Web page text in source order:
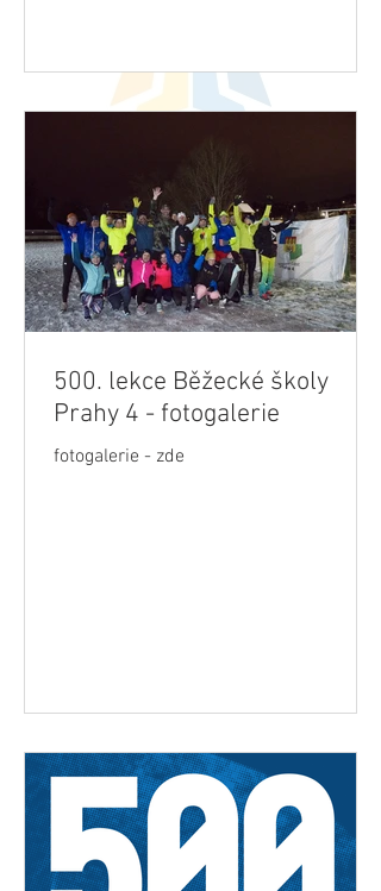
500. lekce Běžecké školy
Prahy 4 - fotogalerie
fotogalerie - zde